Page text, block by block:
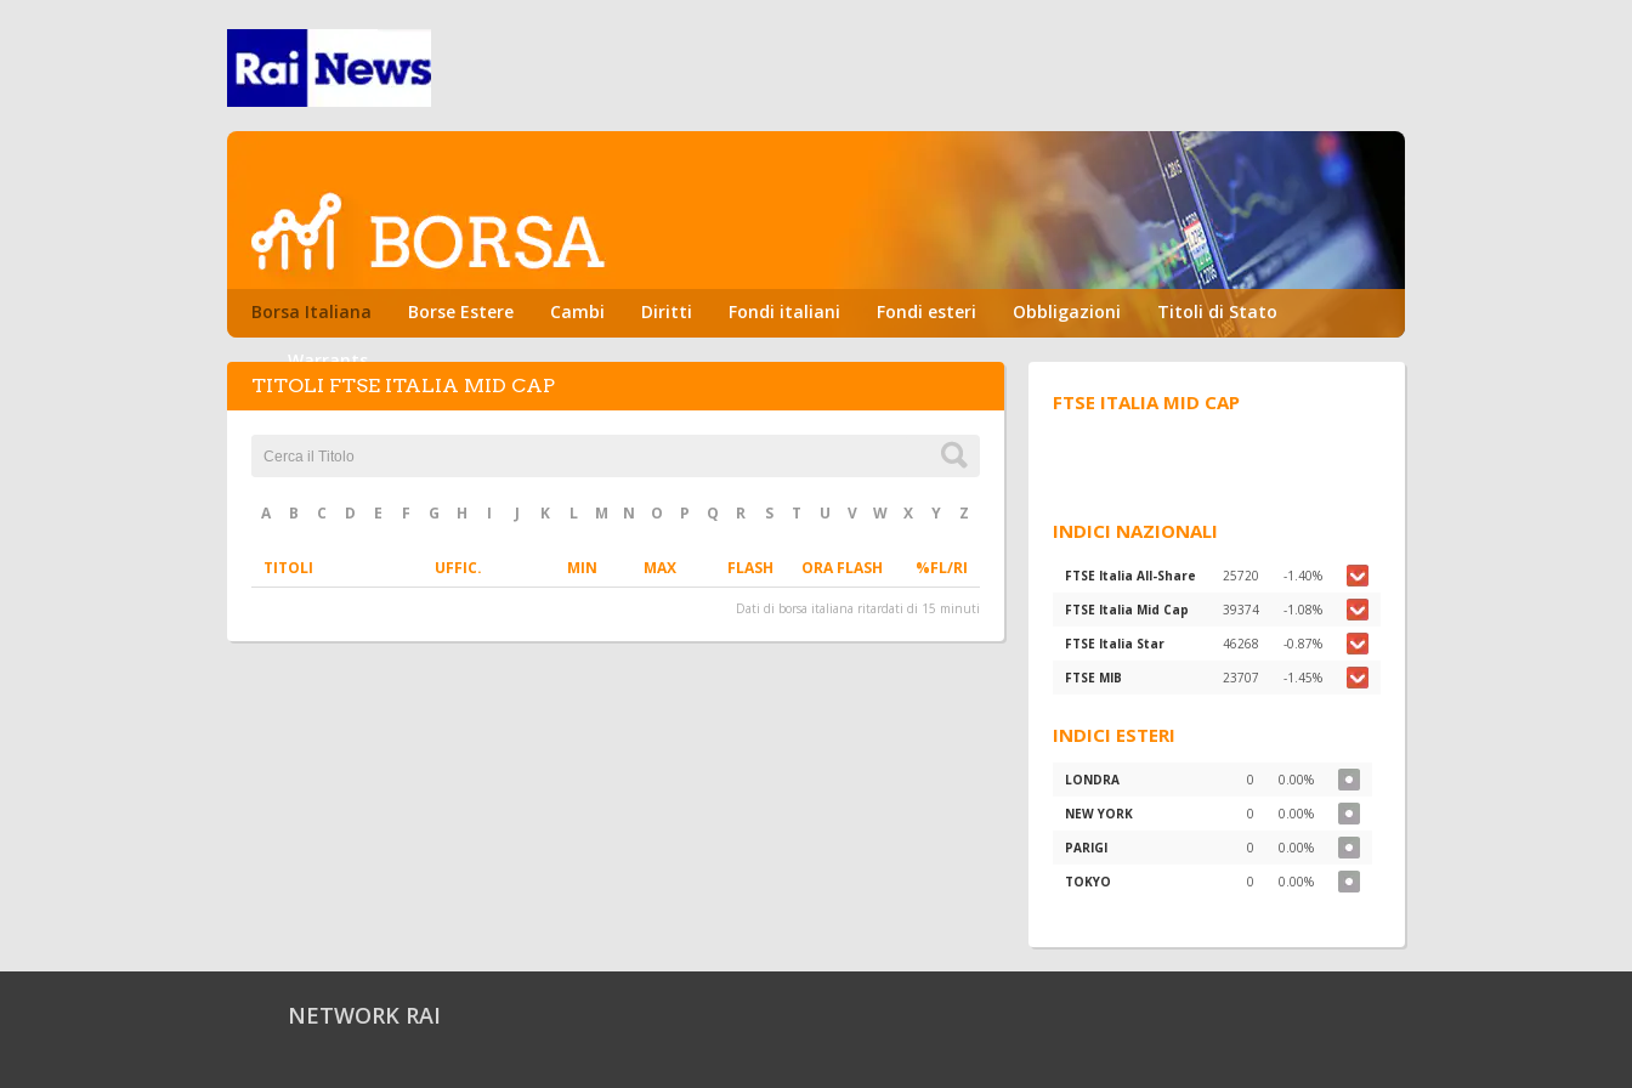
Borsa Italiana Borse Estere Cambi Diritti Fondi italiani Fondi esteri Obbligazioni Titoli di Stato
Warrants
TITOLI FTSE ITALIA MID CAP
A B C D E F G H I J K L M N O P Q R S T U V W X Y Z
TITOLI UFFIC. MIN MAX FLASH ORA FLASH %FL/RI
Dati di borsa italiana ritardati di 15 minuti
FTSE ITALIA MID CAP
INDICI NAZIONALI
FTSE Italia All-Share 25720
-1.40%
FTSE Italia Mid Cap
39374
-1.08%
FTSE Italia Star
46268
-0.87%
FTSE MIB
23707 -1.45%
INDICI ESTERI
LONDRA 0
0.00%
NEW YORK
0
0.00%
PARIGI
0
0.00%
TOKYO
0 0.00%
NETWORK RAI